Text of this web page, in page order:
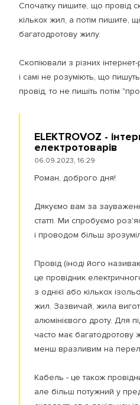
Спочатку пишите, що провід
кількох жил, а потім пишите,
багатодротову жилу.
Скопіювали з різних
і самі не розуміють, що
провід, то не пишіть потім
ELEKTROVOZ -
електротоварів
06.09.2023, 16:29
Роман, доброго дня!
Дякуємо вам за
статті. Ми спробуємо
і проводом більш
Провід (іноді його
це провідник
з однієї або кількох
жил. Зазвичай, жила
алюмінієвого дроту. Для
часто має багатодротову
менш вразливим на
Кабель - це також
але більш потужний у